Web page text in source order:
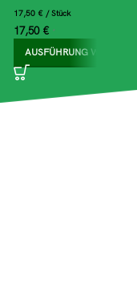
17,50 €/Stück
17,50 € *
AUSFÜHRUNG WÄHLEN